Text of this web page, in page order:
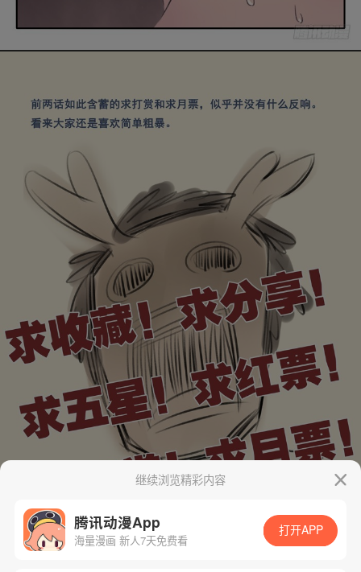
App免费看
继续浏览精彩内容
腾讯动漫App
海量漫画 新人7天免费看
打开APP